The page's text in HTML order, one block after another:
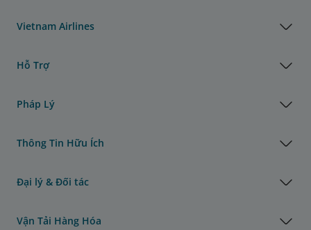
Vietnam Airlines
Hỗ Trợ
Pháp Lý
Thông Tin Hữu Ích
Đại lý & Đối tác
Vận Tải Hàng Hóa